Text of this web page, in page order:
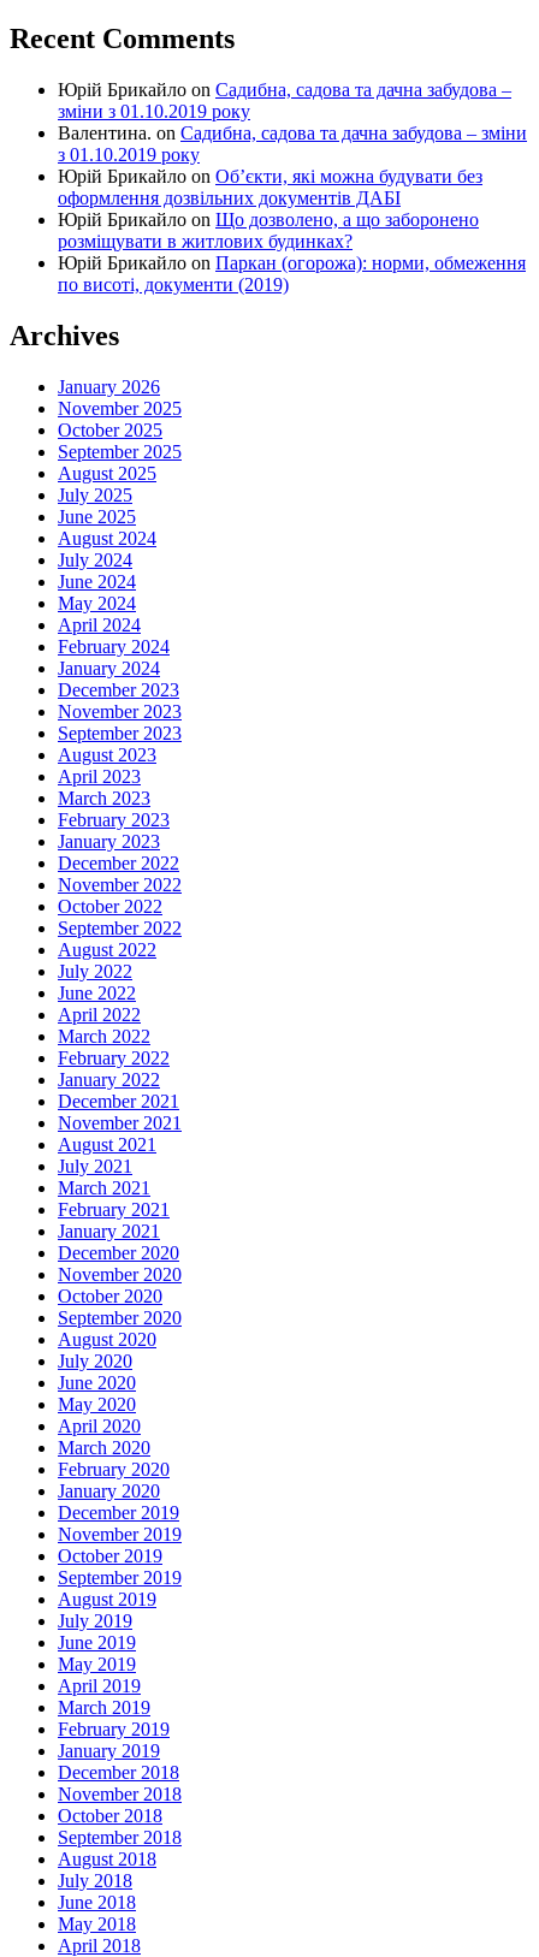
Recent Comments
Юрій Брикайло on Садибна, садова та дачна забудова –
зміни з 01.10.2019 року
Валентина. on Садибна, садова та дачна забудова – зміни
з 01.10.2019 року
Юрій Брикайло on Об’єкти, які можна будувати без
оформлення дозвільних документів ДАБІ
Юрій Брикайло on Що дозволено, а що заборонено
розміщувати в житлових будинках?
Юрій Брикайло on Паркан (огорожа): норми, обмеження
по висоті, документи (2019)
Archives
January 2026
November 2025
October 2025
September 2025
August 2025
July 2025
June 2025
August 2024
July 2024
June 2024
May 2024
April 2024
February 2024
January 2024
December 2023
November 2023
September 2023
August 2023
April 2023
March 2023
February 2023
January 2023
December 2022
November 2022
October 2022
September 2022
August 2022
July 2022
June 2022
April 2022
March 2022
February 2022
January 2022
December 2021
November 2021
August 2021
July 2021
March 2021
February 2021
January 2021
December 2020
November 2020
October 2020
September 2020
August 2020
July 2020
June 2020
May 2020
April 2020
March 2020
February 2020
January 2020
December 2019
November 2019
October 2019
September 2019
August 2019
July 2019
June 2019
May 2019
April 2019
March 2019
February 2019
January 2019
December 2018
November 2018
October 2018
September 2018
August 2018
July 2018
June 2018
May 2018
April 2018